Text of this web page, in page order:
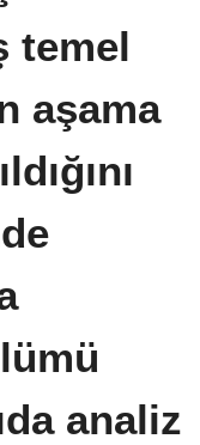
temel
aşama
analiz